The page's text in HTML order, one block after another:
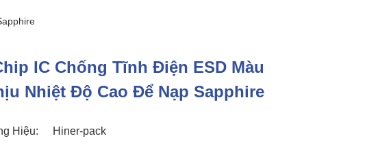
IC Chống Tĩnh Điện ESD Màu
Nhiệt Độ Cao Để Nạp Sapphire
Hiệu: Hiner-pack